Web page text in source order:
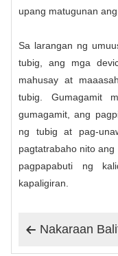
upang matugunan
Sa larangan ng
tubig, ang mga
mahusay at
tubig. Gumagamit
gumagamit, ang
ng tubig at pag-
pagtatrabaho nito ang
pagpapabuti ng
kapaligiran.
 Nakaraan